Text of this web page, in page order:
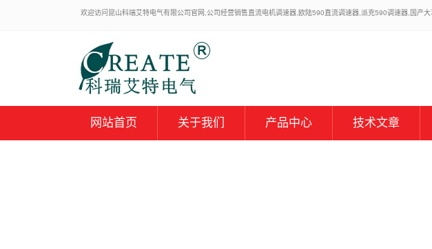
欢迎访问昆山科瑞艾特电气有限公司官网,公司经营销售直流电机调速器,欧陆590直流调速器,派克590调速器,国产
网站首页 关于我们 产品中心 技术文章